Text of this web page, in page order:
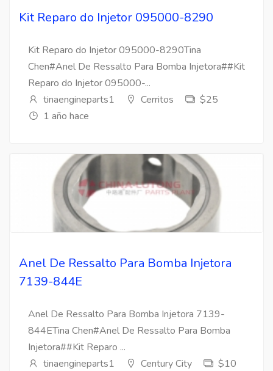
Kit Reparo do Injetor 095000-8290
Kit Reparo do Injetor 095000-8290Tina
Chen#Anel De Ressalto Para Bomba Injetora##Kit
Reparo do Injetor 095000-...
tinaengineparts1
Cerritos
$25
1 año hace
Anel De Ressalto Para Bomba Injetora
7139-844E
Anel De Ressalto Para Bomba Injetora 7139-
844ETina Chen#Anel De Ressalto Para Bomba
Injetora##Kit Reparo ...
tinaengineparts1
Century City
$10